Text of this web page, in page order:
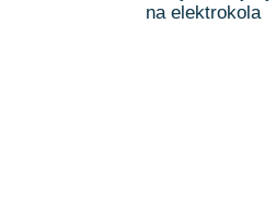
na elektrokola